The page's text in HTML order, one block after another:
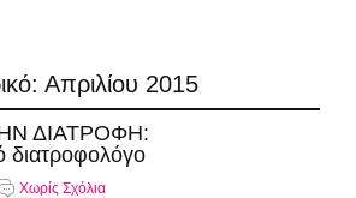
Απριλίου 2015
ΔΙΑΤΡΟΦΗ:
διατροφολόγο
Χωρίς Σχόλια